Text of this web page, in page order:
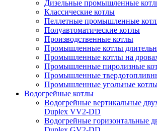
Дизельные промышленные
Классические котлы
Пеллетные промышленные
Полуавтоматические котлы
Производственные котлы
Промышленные котлы
Промышленные котлы на
Промышленные пиролизные
Промышленные
Промышленные угольные
Водогрейные котлы
Водогрейные вертикальные
Duplex VV2-DD
Водогрейные горизонтальные